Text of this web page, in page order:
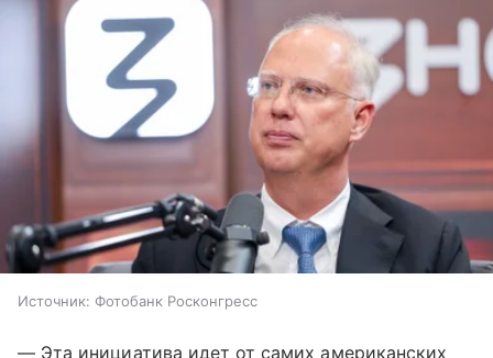
Источник: Фотобанк Росконгресс
— Эта инициатива идет от самих американских